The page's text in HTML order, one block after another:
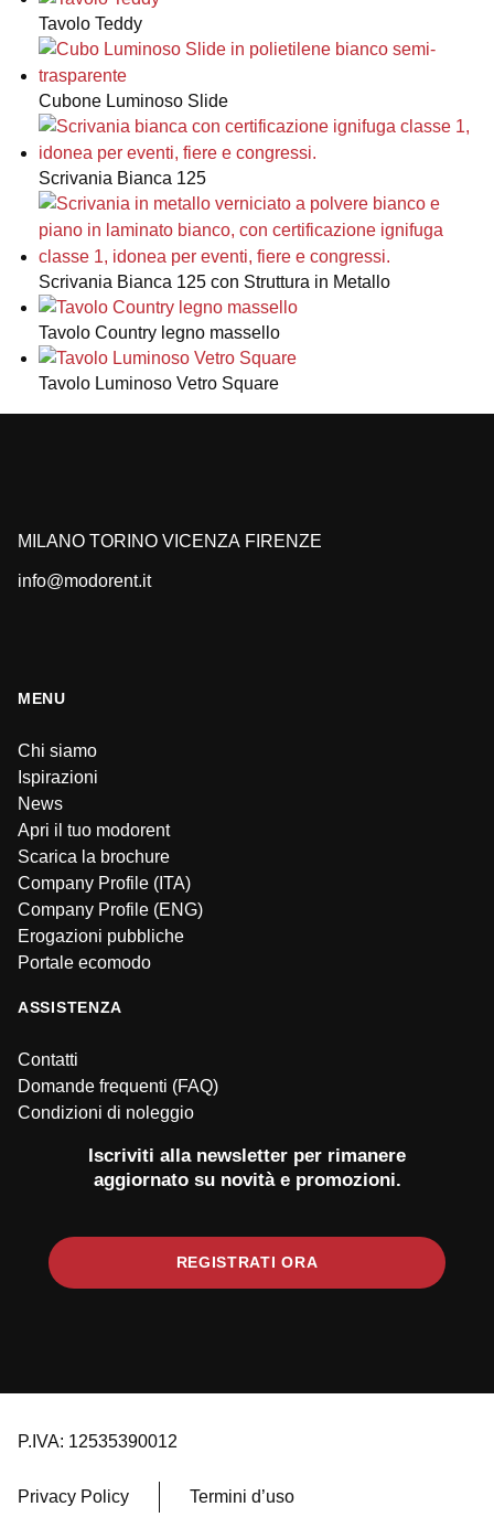
Tavolo Teddy
Cubone Luminoso Slide
Scrivania Bianca 125
Scrivania Bianca 125 con Struttura in Metallo
Tavolo Country legno massello
Tavolo Luminoso Vetro Square
MILANO TORINO VICENZA FIRENZE
info@modorent.it
MENU
Chi siamo
Ispirazioni
News
Apri il tuo modorent
Scarica la brochure
Company Profile (ITA)
Company Profile (ENG)
Erogazioni pubbliche
Portale ecomodo
ASSISTENZA
Contatti
Domande frequenti (FAQ)
Condizioni di noleggio
Iscriviti alla newsletter per rimanere
aggiornato su novità e promozioni.
REGISTRATI ORA
P.IVA: 12535390012
Privacy Policy Termini d’uso